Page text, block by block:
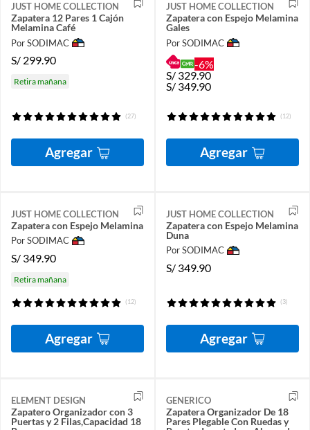
JUST HOME COLLECTION
Zapatera 12 Pares 1 Cajón
Melamina Café
Por SODIMAC
S/ 299.90
Retira mañana
(27)
Agregar
JUST HOME COLLECTION
Zapatera con Espejo Melamina
Gales
Por SODIMAC
-6%
S/ 329.90
S/ 349.90
(12)
Agregar
JUST HOME COLLECTION
Zapatera con Espejo Melamina
Por SODIMAC
S/ 349.90
Retira mañana
(12)
Agregar
JUST HOME COLLECTION
Zapatera con Espejo Melamina
Duna
Por SODIMAC
S/ 349.90
(3)
Agregar
ELEMENT DESIGN
Zapatero Organizador con 3
Puertas y 2 Filas,Capacidad 18
GENERICO
Zapatera Organizador De 18
Pares Plegable Con Ruedas y